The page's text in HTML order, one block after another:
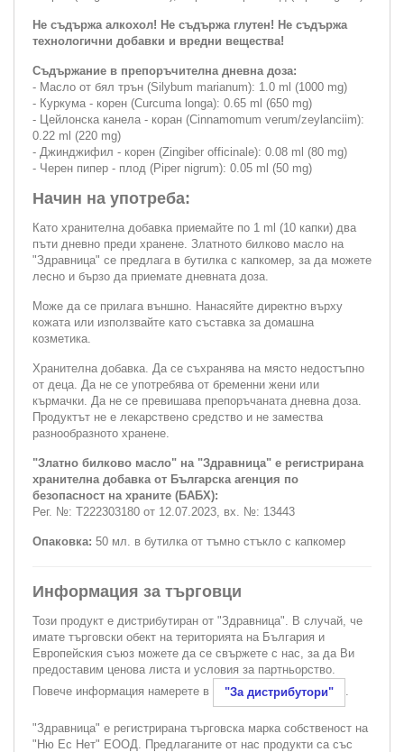
Не съдържа алкохол! Не съдържа глутен! Не съдържа
технологични добавки и вредни вещества!
Съдържание в препоръчителна дневна доза:
- Масло от бял трън (Silybum marianum): 1.0 ml (1000 mg)
- Куркума - корен (Curcuma longa): 0.65 ml (650 mg)
- Цейлонска канела - коран (Cinnamomum verum/zeylanciim):
0.22 ml (220 mg)
- Джинджифил - корен (Zingiber officinale): 0.08 ml (80 mg)
- Черен пипер - плод (Piper nigrum): 0.05 ml (50 mg)
Начин на употреба:
Като хранителна добавка приемайте по 1 ml (10 капки) два
пъти дневно преди хранене. Златното билково масло на
"Здравница" се предлага в бутилка с капкомер, за да можете
лесно и бързо да приемате дневната доза.
Може да се прилага външно. Нанасяйте директно върху
кожата или използвайте като съставка за домашна
козметика.
Хранителна добавка. Да се съхранява на място недостъпно
от деца. Да не се употребява от бременни жени или
кърмачки. Да не се превишава препоръчаната дневна доза.
Продуктът не е лекарствено средство и не замества
разнообразното хранене.
"Златно билково масло" на "Здравница" е регистрирана
хранителна добавка от Българска агенция по
безопасност на храните (БАБХ):
Рег. №: Т222303180 от 12.07.2023, вх. №: 13443
Опаковка: 50 мл. в бутилка от тъмно стъкло с капкомер
Информация за търговци
Този продукт е дистрибутиран от "Здравница". В случай, че
имате търговски обект на територията на България и
Европейския съюз можете да се свържете с нас, за да Ви
предоставим ценова листа и условия за партньорство.
Повече информация намерете в
"За дистрибутори" .
"Здравница" е регистрирана търговска марка собственост на
"Ню Ес Нет" ЕООД. Предлаганите от нас продукти са със